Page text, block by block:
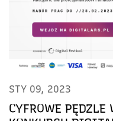
STY 09, 2023
CYFROWE